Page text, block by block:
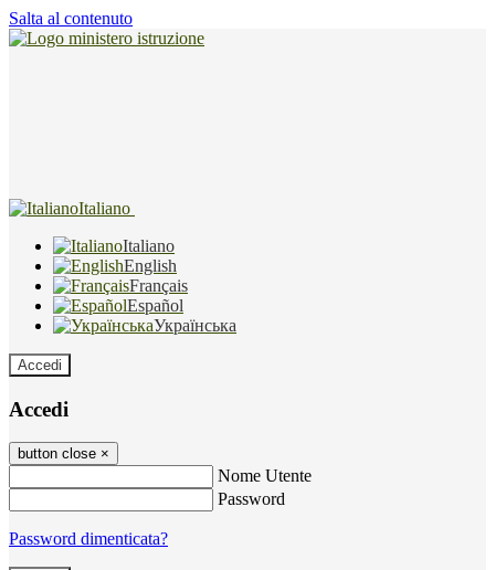
Salta al contenuto
Italiano
Italiano
English
Français
Español
Українська
Accedi
Accedi
button close ×
Nome Utente
Password
Password dimenticata?